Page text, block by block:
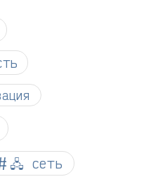
🖧 сеть